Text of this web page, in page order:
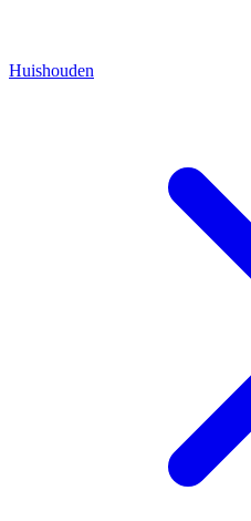
Huishouden